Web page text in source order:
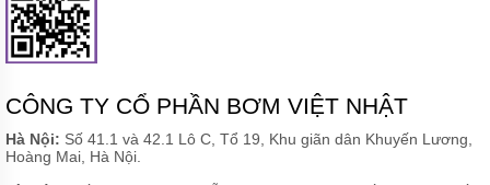
BƠM
DÙNG
KHÍ
ARGAL
BƠM
DÙNG
CÔNG TY CỔ PHẦN BƠM VIỆT NHẬT
Hà Nội: Số 41.1 và 42.1 Lô C, Tổ 19, Khu giãn dân Khuyến Lương,
Hoàng Mai, Hà Nội.